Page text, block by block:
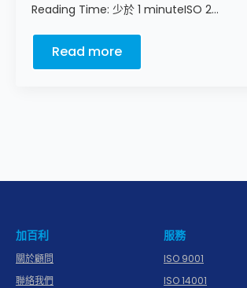
Reading Time: 少於 1 minuteISO 2...
Read more
加百利
關於顧問
聯絡我們
服務
ISO 9001
ISO 14001